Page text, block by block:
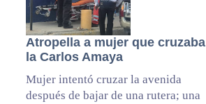
Atropella a mujer que cruzaba
la Carlos Amaya
Mujer intentó cruzar la avenida
después de bajar de una rutera; una